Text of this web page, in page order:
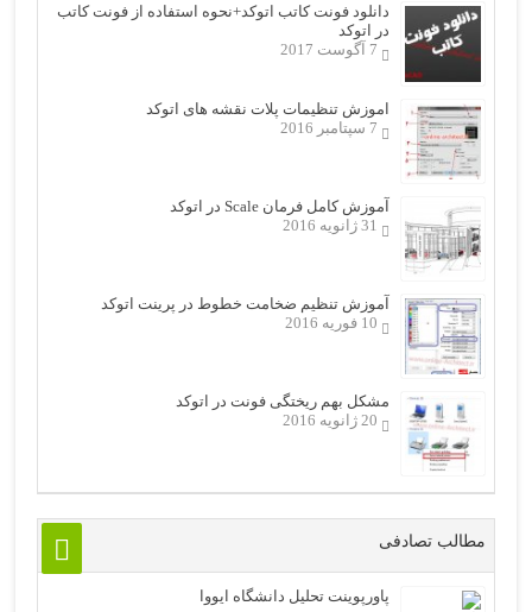
دانلود فونت کاتب اتوکد+نحوه استفاده از فونت کاتب
در اتوکد
7 آگوست 2017
اموزش تنظیمات پلات نقشه های اتوکد
7 سپتامبر 2016
آموزش کامل فرمان Scale در اتوکد
31 ژانویه 2016
آموزش تنظیم ضخامت خطوط در پرینت اتوکد
10 فوریه 2016
مشکل بهم ریختگی فونت در اتوکد
20 ژانویه 2016
مطالب تصادفی
پاورپوینت تحلیل دانشگاه ایووا